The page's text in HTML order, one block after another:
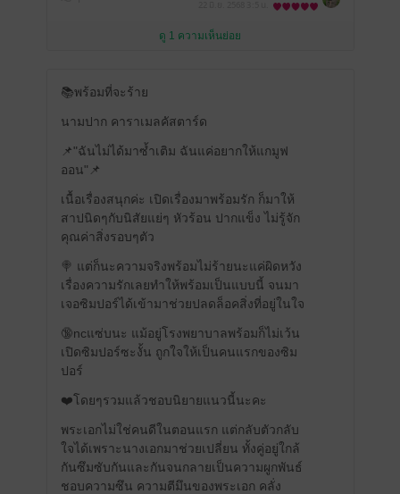
ดู 1 ความเห็นย่อย
📚พร้อมที่จะร้าย
นามปาก คาราเมลคัสตาร์ด
📌"ฉันไม่ได้มาซ้ำเติม ฉันแค่อยากให้แกมูฟ
ออน"📌
เนื้อเรื่องสนุกค่ะ เปิดเรื่องมาพร้อมรัก ก็มาให้
สาปนิดๆกับนิสัยแย่ๆ หัวร้อน ปากแข็ง ไม่รู้จัก
คุณค่าสิ่งรอบๆตัว
🍭 แต่ก็นะความจริงพร้อมไม่ร้ายนะแค่ผิดหวัง
เรื่องความรักเลยทำให้พร้อมเป็นแบบนี้ จนมา
เจอซิมปอร์ได้เข้ามาช่วยปลดล็อคสิ่งที่อยู่ในใจ
🔞ncแซ่บนะ แม้อยู่โรงพยาบาลพร้อมก็ไม่เว้น
เปิดซิมปอร์ซะงั้น ถูกใจให้เป็นคนแรกของซิม
ปอร์
❤️โดยๆรวมแล้วชอบนิยายแนวนี้นะคะ
พระเอกไม่ใช่คนดีในตอนแรก แต่กลับตัวกลับ
ใจได้เพราะนางเอกมาช่วยเปลี่ยน ทั้งคู่อยู่ใกล้
กันซึมซับกันและกันจนกลายเป็นความผูกพันธ์
ชอบความซึน ความตีมึนของพระเอก คลั่ง